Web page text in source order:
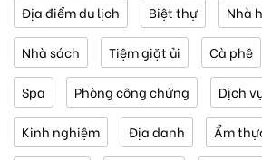
Địa điểm du lịch Biệt thự Nhà
Nhà sách Tiệm giặt ủi Cà phê
Spa Phòng công chứng Dịch
Kinh nghiệm Địa danh Ẩm